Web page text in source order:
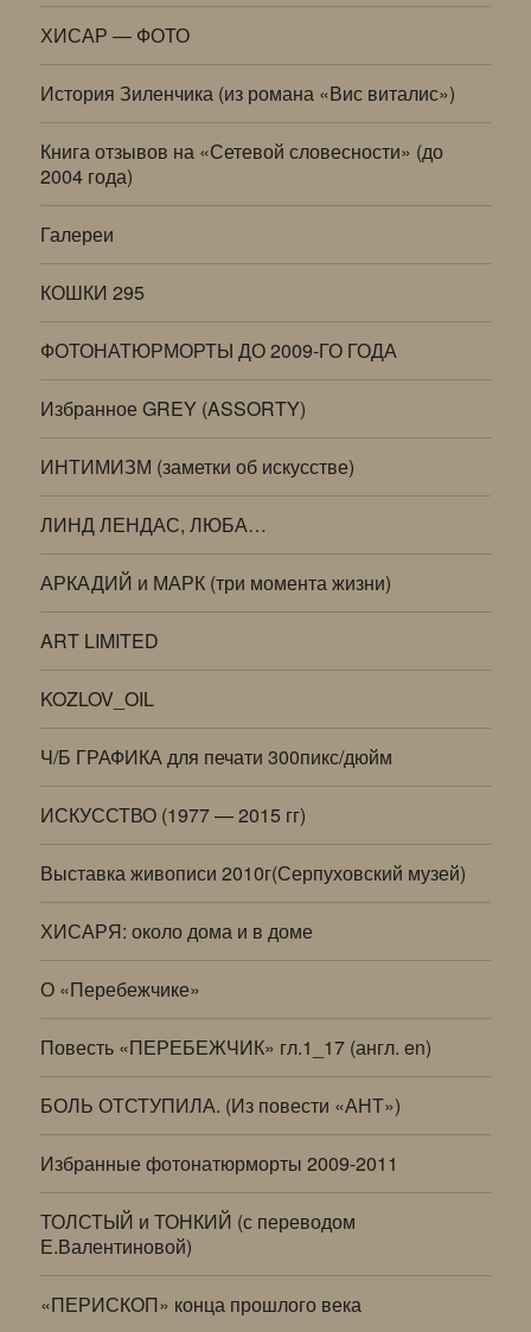
ХИСАР — ФОТО
История Зиленчика (из романа «Вис виталис»)
Книга отзывов на «Сетевой словесности» (до
2004 года)
Галереи
КОШКИ 295
ФОТОНАТЮРМОРТЫ ДО 2009-ГО ГОДА
Избранное GREY (ASSORTY)
ИНТИМИЗМ (заметки об искусстве)
ЛИНД ЛЕНДАС, ЛЮБА…
АРКАДИЙ и МАРК (три момента жизни)
ART LIMITED
KOZLOV_OIL
Ч/Б ГРАФИКА для печати 300пикс/дюйм
ИСКУССТВО (1977 — 2015 гг)
Выставка живописи 2010г(Серпуховский музей)
ХИСАРЯ: около дома и в доме
О «Перебежчике»
Повесть «ПЕРЕБЕЖЧИК» гл.1_17 (англ. en)
БОЛЬ ОТСТУПИЛА. (Из повести «АНТ»)
Избранные фотонатюрморты 2009-2011
ТОЛСТЫЙ и ТОНКИЙ (с переводом
Е.Валентиновой)
«ПЕРИСКОП» конца прошлого века